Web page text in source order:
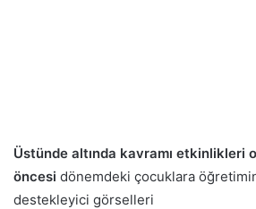
Üstünde altında kavramı etkinlikleri
öncesi dönemdeki çocuklara
destekleyici görselleri